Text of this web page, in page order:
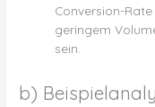
Conversion-
geringem
sein.
b)